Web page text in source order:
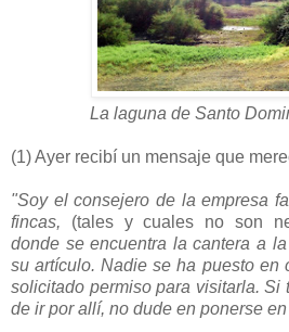
La laguna de Santo
(1) Ayer recibí un mensaje que
"Soy el consejero de la empresa
fincas, (tales y cuales no son
donde se encuentra la cantera a
su artículo. Nadie se ha puesto en
solicitado permiso para visitarla. Si
de ir por allí, no dude en ponerse